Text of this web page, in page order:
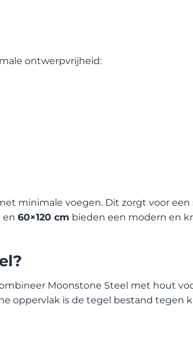
ontwerpvrijheid:
minimale voegen. Dit zorgt voor
en 60×120 cm bieden een modern en
Moonstone Steel met hout
oppervlak is de tegel bestand tegen